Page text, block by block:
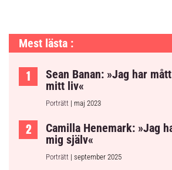
Mest lästa :
Sean Banan: »Jag har
mitt liv«
Porträtt | maj 2023
Camilla Henemark: »Jag
mig själv«
Porträtt | september 2025